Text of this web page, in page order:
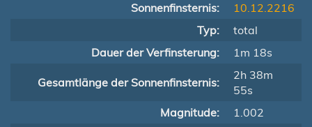
Sonnenfinsternis:
10.12.2216
Typ:
total
Dauer der Verfinsterung:
1m 18s
Gesamtlänge der Sonnenfinsternis:
2h 38m
55s
Magnitude:
1.002